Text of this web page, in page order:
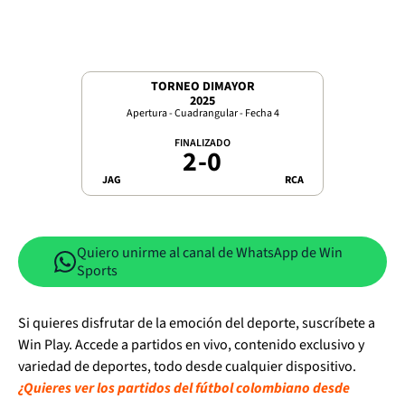
TORNEO DIMAYOR
2025
Apertura - Cuadrangular - Fecha 4
JAG
FINALIZADO
2-0 RCA
Quiero unirme al canal de WhatsApp de Win
Sports
Si quieres disfrutar de la emoción del deporte, suscríbete a
Win Play. Accede a partidos en vivo, contenido exclusivo y
variedad de deportes, todo desde cualquier dispositivo.
¿Quieres ver los partidos del fútbol colombiano desde